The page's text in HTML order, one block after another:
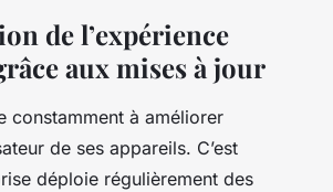
de l’expérience
aux mises à jour
constamment à améliorer
de ses appareils. C’est
déploie régulièrement des